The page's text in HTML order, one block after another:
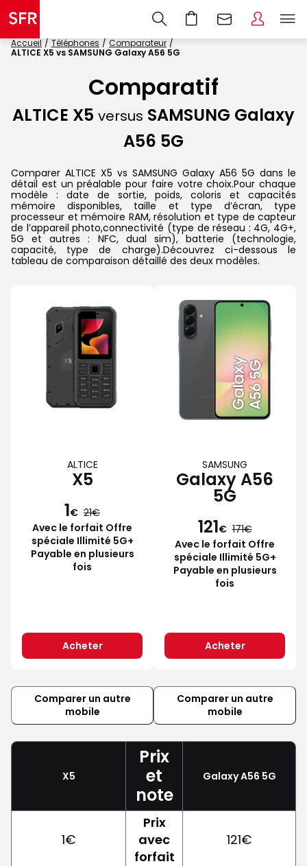
Accueil Téléphones
Comparateur
ALTICE X5 vs SAMSUNG Galaxy A56 5G
Comparatif
ALTICE X5 versus SAMSUNG Galaxy
A56 5G
Comparer ALTICE X5 vs SAMSUNG Galaxy A56 5G dans le
détail est un préalable pour faire votre choix.Pour chaque
modèle : date de sortie, poids, coloris et capacités
mémoire disponibles, taille et type d’écran, type
processeur et mémoire RAM, résolution et type de capteur
de l’appareil photo,connectivité (type de réseau : 4G, 4G+,
5G et autres : NFC, dual sim), batterie (technologie,
capacité, type de charge).Découvrez ci-dessous le
tableau de comparaison détaillé des deux modèles.
ALTICE
X5
1€ 21
Avec le forfait Offre
spéciale Illimité 5G+
Payable en plusieurs
fois
Acheter
SAMSUNG
Galaxy A56
5G
121€ 171
Avec le forfait Offre
spéciale Illimité 5G+
Payable en plusieurs
fois
Acheter
Comparer un autre
mobile
Comparer un autre
mobile
X5
Prix
et
note
Galaxy A56 5G
1€
Prix
avec
forfait
121€